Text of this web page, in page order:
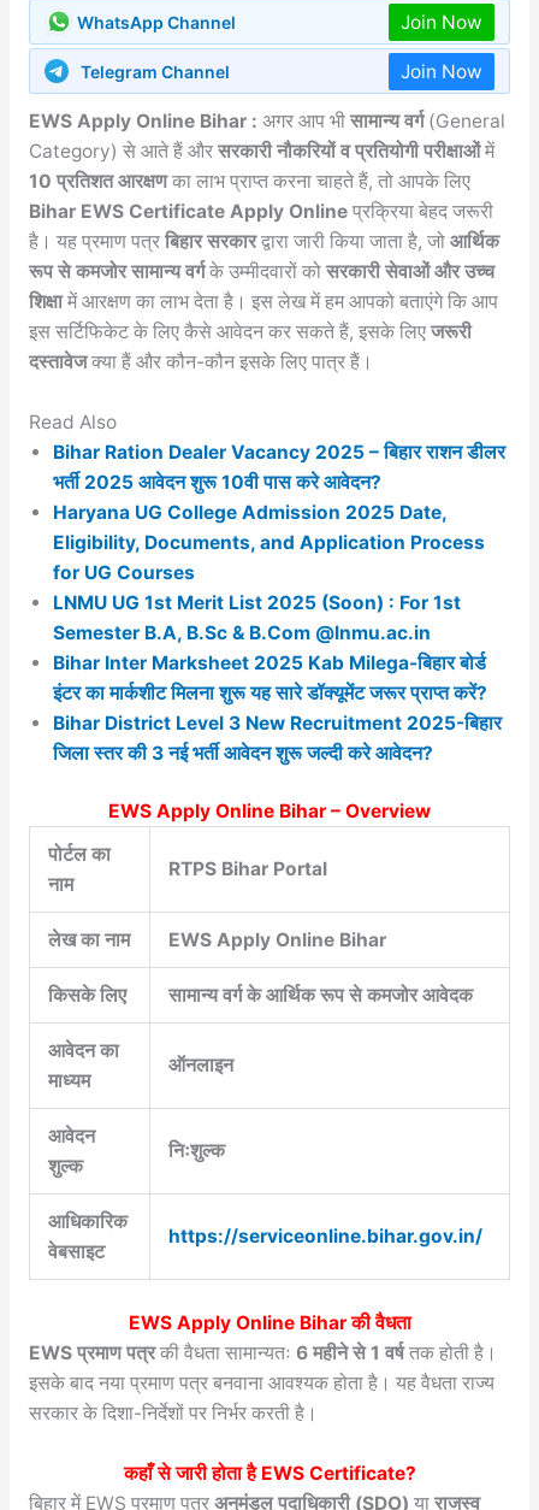
WhatsApp Channel Join Now
Telegram Channel Join Now
EWS Apply Online Bihar : अगर आप भी सामान्य वर्ग(General
Category) से आते हैं औरसरकारी नौकरियों व प्रतियोगी परीक्षाओंमें
10 प्रतिशत आरक्षणका लाभ प्राप्त करना चाहते हैं, तो आपके लिए
Bihar EWS Certificate Apply Onlineप्रक्रिया बेहद जरूरी
है। यह प्रमाण पत्र बिहार सरकारद्वारा जारी किया जाता है, जो आर्थिक
रूप से कमजोर सामान्य वर्गके उम्मीदवारों को सरकारी सेवाओं और उच्च
शिक्षामें आरक्षण का लाभ देता है। इस लेख में हम आपको बताएंगे कि आप
इस सर्टिफिकेट के लिए कैसे आवेदन कर सकते हैं, इसके लिए जरूरी
दस्तावेजक्या हैं और कौन-कौन इसके लिए पात्र हैं।
Read Also
Bihar Ration Dealer Vacancy 2025 – बिहार राशन डीलर
भर्ती 2025 आवेदन शुरू 10वी पास करे आवेदन?
Haryana UG College Admission 2025 Date,
Eligibility, Documents, and Application Process
for UG Courses
LNMU UG 1st Merit List 2025 (Soon) : For 1st
Semester B.A, B.Sc & B.Com @lnmu.ac.in
Bihar Inter Marksheet 2025 Kab Milega-बिहार बोर्ड
इंटर का मार्कशीट मिलना शुरू यह सारे डॉक्यूमेंट जरूर प्राप्त करें?
Bihar District Level 3 New Recruitment 2025-बिहार
जिला स्तर की 3 नई भर्ती आवेदन शुरू जल्दी करे आवेदन?
EWS Apply Online Bihar – Overview
पोर्टल का
नाम
RTPS Bihar Portal
लेख का नाम EWS Apply Online Bihar
किसके लिए सामान्य वर्ग के आर्थिक रूप से कमजोर आवेदक
आवेदन का
माध्यम
ऑनलाइन
आवेदन
शुल्क
निःशुल्क
आधिकारिक
वेबसाइट
https://serviceonline.bihar.gov.in/
EWS Apply Online Bihar की वैधता
EWS प्रमाण पत्रकी वैधता सामान्यतः 6 महीने से 1 वर्षतक होती है।
इसके बाद नया प्रमाण पत्र बनवाना आवश्यक होता है। यह वैधता राज्य
सरकार के दिशा-निर्देशों पर निर्भर करती है।
कहाँ से जारी होता है EWS Certificate?
बिहार में EWS प्रमाण पत्र अनुमंडल पदाधिकारी (SDO) या राजस्व